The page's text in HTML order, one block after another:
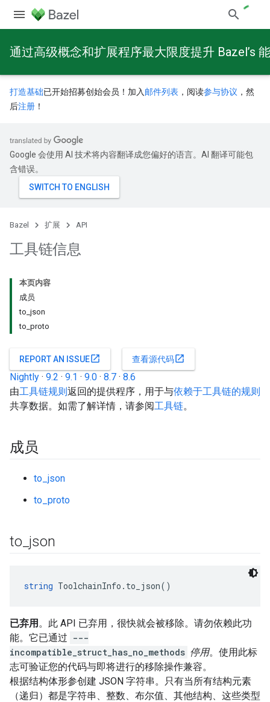
通过高级概念和扩展程序最大限度提升 Bazel’s
打造基础已开始招募创始会员！加入 邮件列表 ，阅读参与协议 ，然
后注册 ！
Google 会使用 AI 技术将内容翻译成您偏好的语言。AI 翻译可能包
含错误。
Bazel 扩展 API
工具链信息
本页内容
成员
to_json
to_proto
REPORT AN ISSUEopen_in_new 查看源代码open_in_new
Nightly · 9.2 · 9.1 · 9.0 · 8.7 · 8.6
由工具链规则返回的提供程序，用于与依赖于工具链的规则
共享数据。如需了解详情，请参阅工具链。
成员
to_json
to_proto
to json
string ToolchainInfo.to_json()
已弃用 。此 API 已弃用，很快就会被移除。请勿依赖此功
能。它已通过 ---
incompatible_struct_has_no_methods 停用。使用此标
志可验证您的代码与即将进行的移除操作兼容。
根据结构体形参创建 JSON 字符串。只有当所有结构元素
（递归）都是字符串、整数、布尔值、其他结构、这些类型